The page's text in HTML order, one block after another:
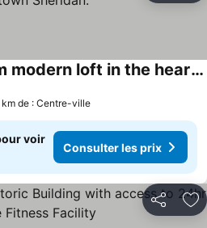
Stunning 3-bedroom modern loft in the heart of downtown Sheridan.
de : Centre-ville
voir
Consulter les prix
Partager